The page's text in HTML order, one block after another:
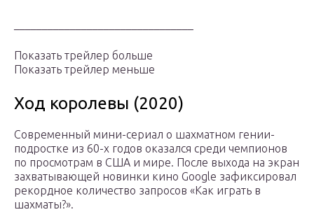
Показать трейлер больше
Показать трейлер меньше
Ход королевы (2020)
Современный мини-сериал о шахматном гении-
подростке из 60-х годов оказался среди чемпионов
по просмотрам в США и мире. После выхода на экран
захватывающей новинки кино Google зафиксировал
рекордное количество запросов «Как играть в
шахматы?».